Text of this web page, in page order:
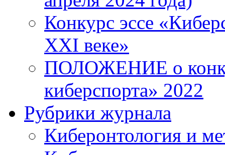
Конкурс эссе
XXI веке»
ПОЛОЖЕНИЕ о
киберспорта» 2022
Рубрики журнала
Киберонтология и